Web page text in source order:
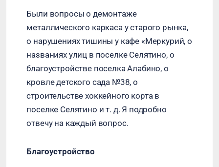
Были вопросы о демонтаже
металлического каркаса у старого рынка,
о нарушениях тишины у кафе «Меркурий, о
названиях улиц в поселке Селятино, о
благоустройстве поселка Алабино, о
кровле детского сада №38, о
строительстве хоккейного корта в
поселке Селятино и т. д. Я подробно
отвечу на каждый вопрос.
Благоустройство